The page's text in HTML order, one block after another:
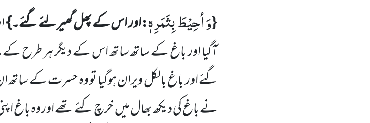
{وَ اُحِیْطَ بِثَمَرِهٖ:اور اس کے پھل گھیر لئے گئے۔}
آگیا اور باغ کے ساتھ ساتھ اس کے دیگر ہر طرح
گئے اور باغ بالکل ویران ہوگیا تو وہ حسرت کے ساتھ
نے باغ کی دیکھ بھال میںخرچ کئے تھے اور وہ باغ